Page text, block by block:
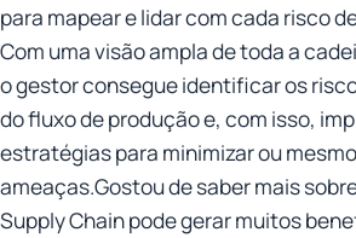
para mapear e lidar com cada risco
Com uma visão ampla de toda a
o gestor consegue identificar os
do fluxo de produção e, com isso,
estratégias para minimizar ou
ameaças.Gostou de saber mais
Supply Chain pode gerar muitos